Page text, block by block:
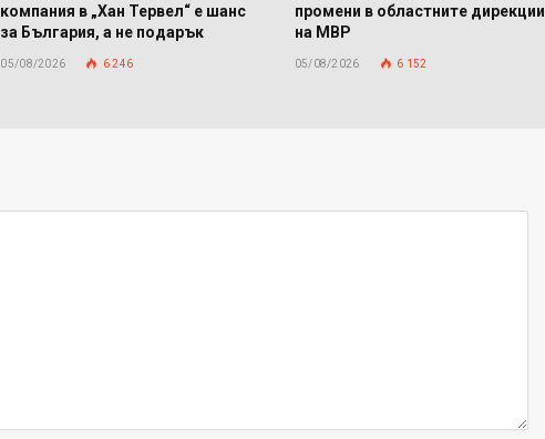
компания в „Хан Тервел“ е шанс
за България, а не подарък
05/08/2026 6 246
промени в областните дирекции
на МВР
05/08/2026 6 152